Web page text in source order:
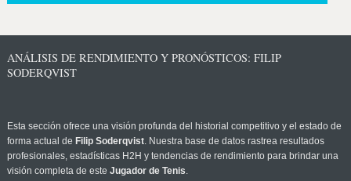
ANÁLISIS DE RENDIMIENTO Y PRONÓSTICOS: FILIP
SODERQVIST
Esta sección ofrece una visión profunda del historial competitivo y el estado de
forma actual de Filip Soderqvist. Nuestra base de datos rastrea resultados
profesionales, estadísticas H2H y tendencias de rendimiento para brindar una
visión completa de este Jugador de Tenis.